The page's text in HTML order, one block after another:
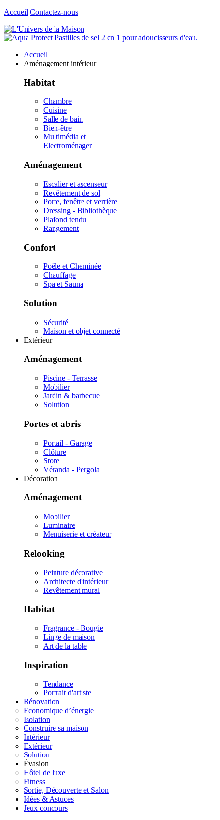
Accueil Contactez-nous
Accueil
Aménagement intérieur
Habitat
Chambre
Cuisine
Salle de bain
Bien-être
Multimédia et
Electroménager
Aménagement
Escalier et ascenseur
Revêtement de sol
Porte, fenêtre et verrière
Dressing - Bibliothèque
Plafond tendu
Rangement
Confort
Poêle et Cheminée
Chauffage
Spa et Sauna
Solution
Sécurité
Maison et objet connecté
Extérieur
Aménagement
Piscine - Terrasse
Mobilier
Jardin & barbecue
Solution
Portes et abris
Portail - Garage
Clôture
Store
Véranda - Pergola
Décoration
Aménagement
Mobilier
Luminaire
Menuiserie et créateur
Relooking
Peinture décorative
Architecte d'intérieur
Revêtement mural
Habitat
Fragrance - Bougie
Linge de maison
Art de la table
Inspiration
Tendance
Portrait d'artiste
Rénovation
Economique d’énergie
Isolation
Construire sa maison
Intérieur
Extérieur
Solution
Évasion
Hôtel de luxe
Fitness
Sortie, Découverte et Salon
Idées & Astuces
Jeux concours